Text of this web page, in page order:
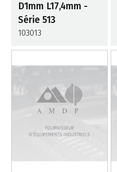
D1mm L17,4mm -
Série 513
103013